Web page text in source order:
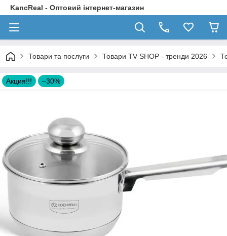
KancReal - Оптовий інтернет-магазин
Товари та послуги Товари TV SHOP - тренди 2026
Акция!!! –30%